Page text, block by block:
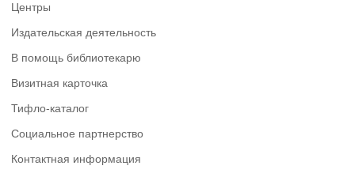
Центры
Издательская деятельность
В помощь библиотекарю
Визитная карточка
Тифло-каталог
Социальное партнерство
Контактная информация